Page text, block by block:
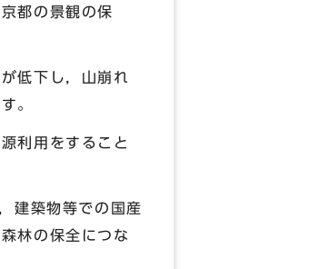
都の景観の保
低下し，山崩れ
。
利用をすること
建築物等での国産
林の保全につな